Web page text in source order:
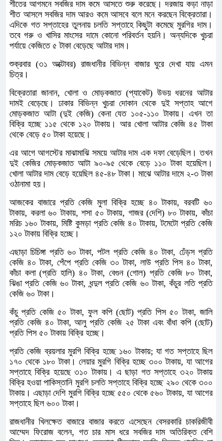
শীতের আগমনে সবজির দাম কমে আসতে শুরু করেছে। দরজায় কড়া নাড়া
শীত আসলে সবজির দাম আরও কমে আসবে বলে মনে করছেন বিক্রেতারা।
এদিকে গত সপ্তাহের তুলনায় চলতি সপ্তাহে কিছুটা কমেছে মুরগির দাম।
তবে গরু ও খাসির মাংসের দামে কোনো পরিবর্তন হয়নি। অন্যদিকে খুচরা
পর্যায়ে কেজিতে ৫ টাকা বেড়েছে আটার দাম।
শুক্রবার (৩১ অক্টোবর) রাজধানীর বিভিন্ন বাজার ঘুরে দেখা যায় এমন
চিত্র।
বিক্রেতারা জানান, খোলা ও মোড়কজাত (প্যাকেট) উভয় ধরনের আটার
দামই বেড়েছে। ঢাকার বিভিন্ন খুচরা দোকান থেকে দুই সপ্তাহ আগে
মোড়কজাত আটা (দুই কেজি) কেনা যেত ১০৫-১১০ টাকায়। এখন তা
বিক্রি হচ্ছে ১১৫ থেকে ১২০ টাকায়। আর খোলা আটার কেজি ৪৫ টাকা
থেকে বেড়ে ৫০ টাকা হয়েছে।
এর আগে আগস্টের মাঝামাঝি সময়ে আটার দাম এক দফা বেড়েছিল। তখন
দুই কেজির মোড়কজাত আটা ৯০-৯৫ থেকে বেড়ে ১১০ টাকা হয়েছিল।
খোলা আটার দাম বেড়ে হয়েছিল ৪৫-৪৮ টাকা। মাঝে আটার দামে ২-৩ টাকা
ওঠানামা হয়।
আজকের বাজারে প্রতি কেজি মুলা বিক্রি হচ্ছে ৪০ টাকায়, বরবটি ৬০
টাকায়, করলা ৬০ টাকায়, শসা ৫০ টাকায়, গাজর (দেশি) ৮০ টাকায়, কাঁচা
মরিচ ১৬০ টাকায়, মিষ্টি কুমড়া প্রতি কেজি ৪০ টাকায়, টমেটো প্রতি কেজি
১২০ টাকায় বিক্রি হচ্ছে।
এছাড়া চিচিঙ্গা প্রতি ৬০ টাকা, পটল প্রতি কেজি ৪০ টাকা, ঢেঁড়স প্রতি
কেজি ৪০ টাকা, পেঁপে প্রতি কেজি ৩০ টাকা, লাউ প্রতি পিস ৪০ টাকা,
কাঁচা কলা (প্রতি হালি) ৪০ টাকা, বেগুন (গোল) প্রতি কেজি ৮০ টাকা,
ঝিঙা প্রতি কেজি ৬০ টাকা, ধন্দুল প্রতি কেজি ৬০ টাকা, কঁচুর লতি প্রতি
কেজি ৬০ টাকা।
কঁচু প্রতি কেজি ৫০ টাকা, ফুল কপি (ছোট) প্রতি পিস ৫০ টাকা, জালি
প্রতি কেজি ৪০ টাকা, আলু প্রতি কেজি ২৫ টাকা এবং বাঁধা কপি (ছোট)
প্রতি পিস ৫০ টাকায় বিক্রি হচ্ছে।
প্রতি কেজি ব্রয়লার মুরগি বিক্রি হচ্ছে ১৬০ টাকায়; যা গত সপ্তাহে ছিল
১৭০ থেকে ১৮০ টাকা। লেয়ার মুরগি বিক্রি হচ্ছে ৩০০ টাকায়, যা আগের
সপ্তাহে বিক্রি হয়েছে ৩১০ টাকায়। এ ছাড়া গত সপ্তাহে ৩২০ টাকায়
বিক্রি হওয়া পাকিস্তানি মুরগি চলতি সপ্তাহে বিক্রি হচ্ছে ২৯০ থেকে ৩০০
টাকায়। এছাড়া দেশি মুরগি বিক্রি হচ্ছে ৫৫০ থেকে ৫৬০ টাকায়, যা আগের
সপ্তাহে ছিল ৬০০ টাকা।
রাজধানীর খিলক্ষেত বাজারে বাজার করতে এসেছেন বেসরকারি চাকরিজীবী
আম্মেদ ফিরোজ বলেন, গত চার মাস ধরে সবজির দাম অতিরিক্ত বেশি